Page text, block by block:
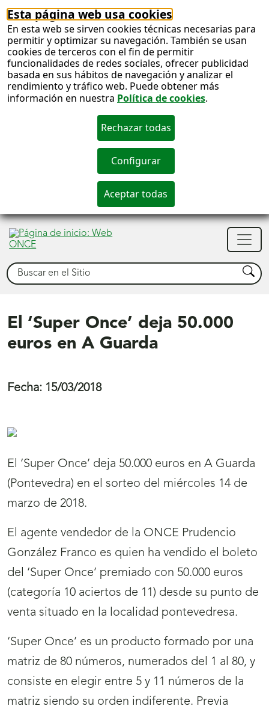
Esta página web usa cookies
En esta web se sirven cookies técnicas necesarias para
permitir y optimizar su navegación. También se usan
cookies de terceros con el fin de permitir
funcionalidades de redes sociales, ofrecer publicidad
basada en sus hábitos de navegación y analizar el
rendimiento y tráfico web. Puede obtener más
información en nuestra Política de cookies.
Buscar Buscar
El ‘Super Once’ deja 50.000
euros en A Guarda
Fecha: 15/03/2018
El ‘Super Once’ deja 50.000 euros en A Guarda
(Pontevedra) en el sorteo del miércoles 14 de
marzo de 2018.
El agente vendedor de la ONCE Prudencio
González Franco es quien ha vendido el boleto
del ‘Super Once’ premiado con 50.000 euros
(categoría 10 aciertos de 11) desde su punto de
venta situado en la localidad pontevedresa.
‘Super Once’ es un producto formado por una
matriz de 80 números, numerados del 1 al 80, y
consiste en elegir entre 5 y 11 números de la
matriz siendo su orden indiferente. Previa